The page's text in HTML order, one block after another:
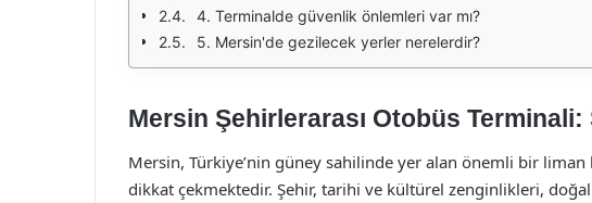
4. Terminalde güvenlik önlemleri var mı?
5. Mersin'de gezilecek yerler nerelerdir?
Mersin Şehirlerarası Otobüs
Mersin, Türkiye’nin güney sahilinde yer alan önemli bir
dikkat çekmektedir. Şehir, tarihi ve kültürel zenginlikleri,